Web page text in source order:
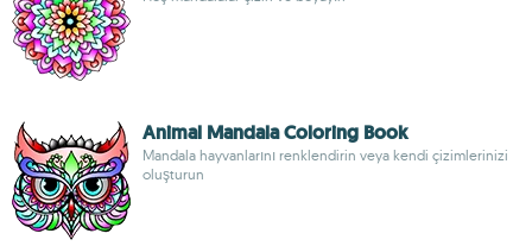
Animal Mandala Coloring Book
Mandala hayvanlarını renklendirin veya kendi çizimlerinizi
oluşturun